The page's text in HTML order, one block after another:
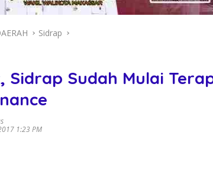
Sidrap
Sidrap Sudah Mulai
1:23 PM